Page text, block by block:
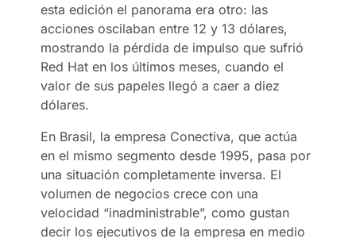
esta edición el panorama era otro: las
acciones oscilaban entre 12 y 13 dólares,
mostrando la pérdida de impulso que sufrió
Red Hat en los últimos meses, cuando el
valor de sus papeles llegó a caer a diez
dólares.
En Brasil, la empresa Conectiva, que actúa
en el mismo segmento desde 1995, pasa por
una situación completamente inversa. El
volumen de negocios crece con una
velocidad “inadministrable”, como gustan
decir los ejecutivos de la empresa en medio